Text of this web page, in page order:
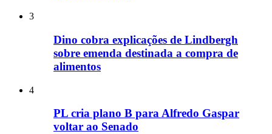
3
Dino cobra explicações de Lindbergh
sobre emenda destinada a compra de
alimentos
4
PL cria plano B para Alfredo Gaspar
voltar ao Senado